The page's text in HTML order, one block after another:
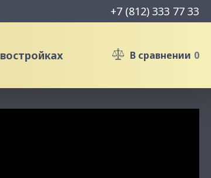
+7 (812) 333 77 33
В сравнении 0